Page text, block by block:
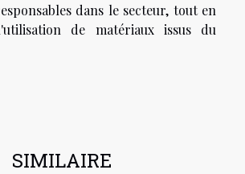
dans le secteur, tout en
de matériaux issus du
SIMILAIRE